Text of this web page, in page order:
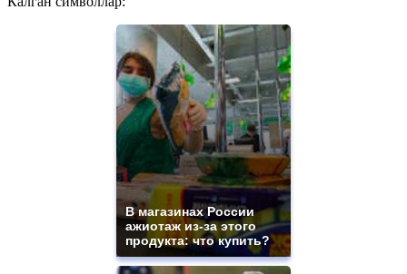
В магазинах России
ажиотаж из-за этого
продукта: что купить?